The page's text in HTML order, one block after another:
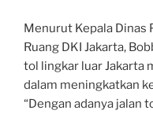
Menurut Kepala Dinas
Ruang DKI Jakarta,
tol lingkar luar Jakarta
dalam meningkatkan
“Dengan adanya jalan